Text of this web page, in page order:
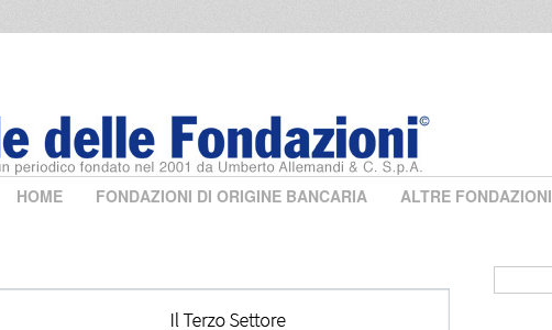
HOME FONDAZIONI DI ORIGINE BANCARIA ALTRE FONDAZIONI